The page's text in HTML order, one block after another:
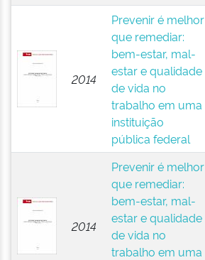
2014
Prevenir é melhor
que remediar:
bem-estar, mal-
estar e qualidade
de vida no
trabalho em uma
instituição
pública federal
2014
Prevenir é melhor
que remediar:
bem-estar, mal-
estar e qualidade
de vida no
trabalho em uma